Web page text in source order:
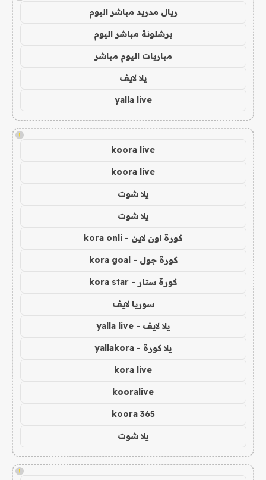
ريال مدريد مباشر اليوم
برشلونة مباشر اليوم
مباريات اليوم مباشر
يلا لايف
yalla live
!
koora live
koora live
يلا شوت
يلا شوت
كورة اون لاين - kora onli
كورة جول - kora goal
كورة ستار - kora star
سوريا لايف
يلا لايف - yalla live
يلا كورة - yallakora
kora live
kooralive
koora 365
يلا شوت
!